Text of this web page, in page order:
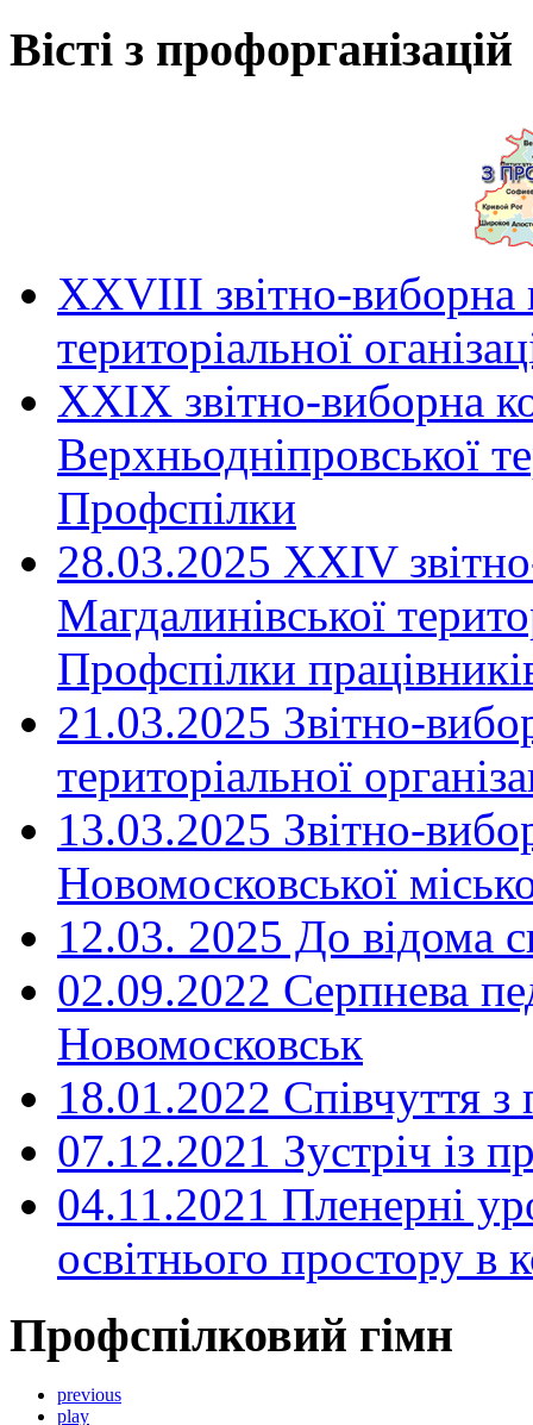
Вісті з профорганізацій
ХХVIII звітно-виборна
територіальної
XXIX звітно-виборна
Верхньодніпровської
Профспілки
28.03.2025 ХХІV
Магдалинівської
Профспілки
21.03.2025 Звітно-
територіальної
13.03.2025 Звітно-
Новомосковської
12.03. 2025 До відома
02.09.2022 Серпнева
Новомосковськ
18.01.2022 Співчуття з
07.12.2021 Зустріч із
04.11.2021 Пленерні
освітнього простору
Профспілковий гімн
previous
play